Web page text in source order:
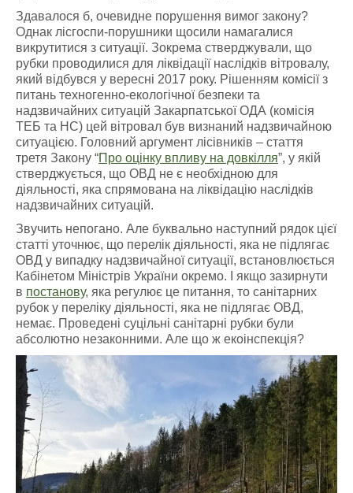
Здавалося б, очевидне порушення вимог закону?
Однак лісгоспи-порушники щосили намагалися
викрутитися з ситуації. Зокрема стверджували, що
рубки проводилися для ліквідації наслідків вітровалу,
який відбувся у вересні 2017 року. Рішенням комісії з
питань техногенно-екологічної безпеки та
надзвичайних ситуацій Закарпатської ОДА (комісія
ТЕБ та НС) цей вітровал був визнаний надзвичайною
ситуацією. Головний аргумент лісівників – стаття
третя Закону “Про оцінку впливу на довкілля”, у якій
стверджується, що ОВД не є необхідною для
діяльності, яка спрямована на ліквідацію наслідків
надзвичайних ситуацій.
Звучить непогано. Але буквально наступний рядок цієї
статті уточнює, що перелік діяльності, яка не підлягає
ОВД у випадку надзвичайної ситуації, встановлюється
Кабінетом Міністрів України окремо. І якщо зазирнути
в постанову, яка регулює це питання, то санітарних
рубок у переліку діяльності, яка не підлягає ОВД,
немає. Проведені суцільні санітарні рубки були
абсолютно незаконними. Але що ж екоінспекція?